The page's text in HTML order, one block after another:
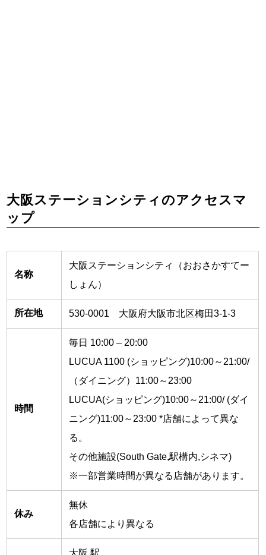
大阪ステーションシティのアクセスマ
ップ
名称
大阪ステーションシティ（おおさかすてー
しょん）
所在地 530-0001 大阪府大阪市北区梅田3-1-3
時間
毎日 10:00 – 20:00
LUCUA 1100 (ショッピング)10:00～21:00/
（ダイニング）11:00～23:00
LUCUA(ショッピング)10:00～21:00/ (ダイ
ニング)11:00～23:00 *店舗によって異な
る。
その他施設(South Gate,駅構内,シネマ)
※一部営業時間が異なる店舗があります。
休み
無休
各店舗により異なる